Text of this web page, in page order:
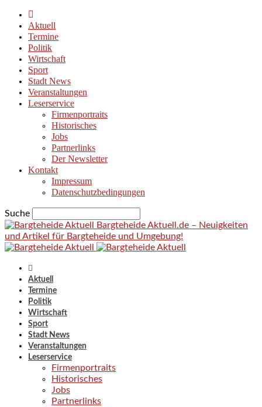
Aktuell
Termine
Politik
Wirtschaft
Sport
Stadt News
Veranstaltungen
Leserservice
Firmenportraits
Historisches
Jobs
Partnerlinks
Der Newsletter
Kontakt
Impressum
Datenschutzbedingungen
Suche
Bargteheide Aktuell.de – Neuigkeiten
und Artikel für Bargteheide und Umgebung!
Aktuell
Termine
Politik
Wirtschaft
Sport
Stadt News
Veranstaltungen
Leserservice
Firmenportraits
Historisches
Jobs
Partnerlinks